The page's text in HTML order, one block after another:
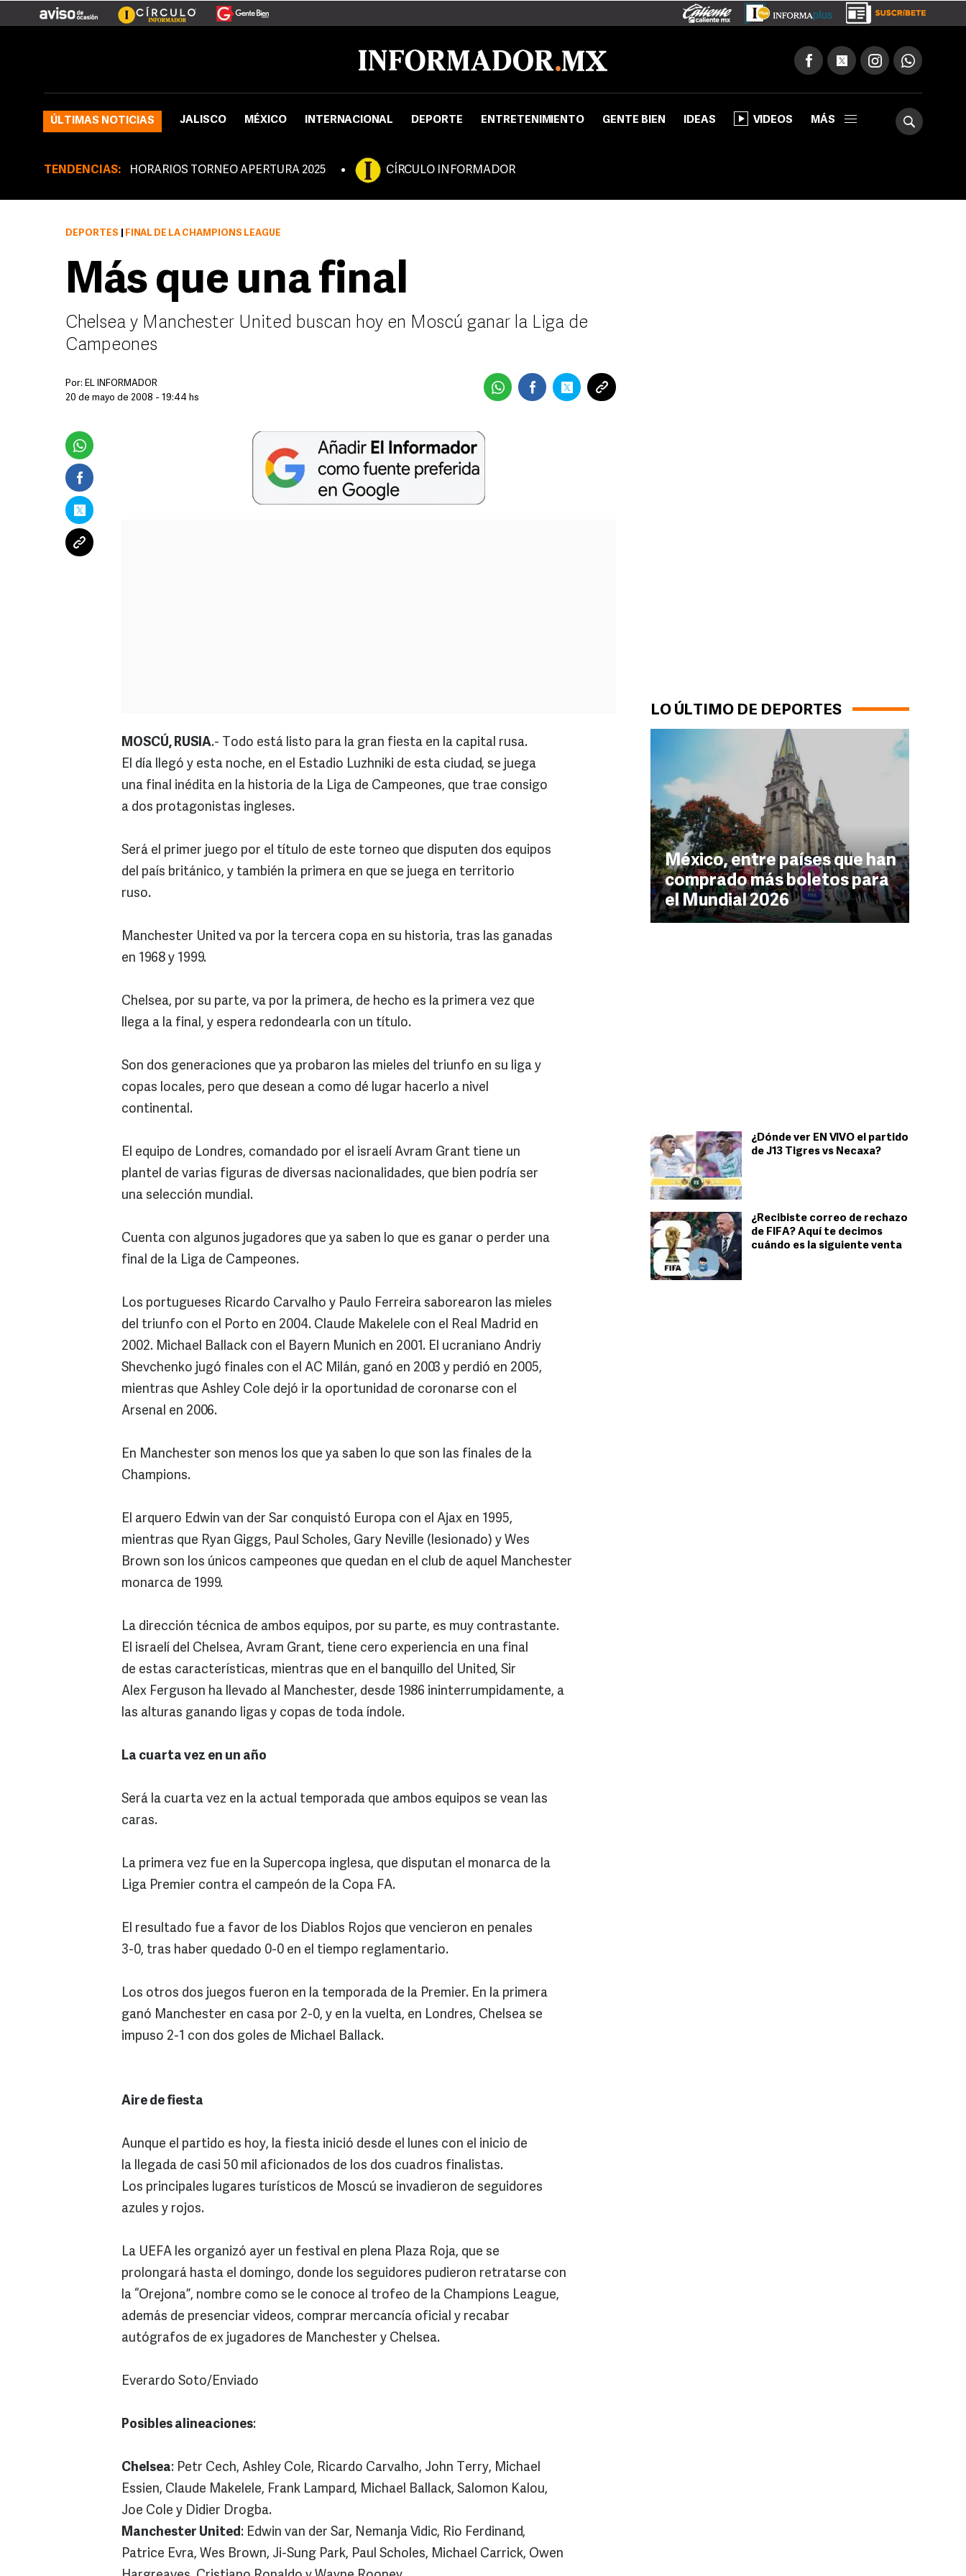
ÚLTIMAS NOTICIAS JALISCO MÉXICO INTERNACIONAL DEPORTE ENTRETENIMIENTO GENTE BIEN IDEAS VIDEOS MÁS
TENDENCIAS: HORARIOS TORNEO APERTURA 2025 CÍRCULO INFORMADOR
LO ÚLTIMO DE DEPORTES
México, entre países que han
comprado más boletos para
el Mundial 2026
¿Dónde ver EN VIVO el partido
de J13 Tigres vs Necaxa?
¿Recibiste correo de rechazo
de FIFA? Aquí te decimos
cuándo es la siguiente venta
DEPORTES FINAL DE LA CHAMPIONS LEAGUE
Más que una final
Chelsea y Manchester United buscan hoy en Moscú ganar la Liga de
Campeones
Por: EL INFORMADOR
20 de mayo de 2008 - 19:44 hs
MOSCÚ, RUSIA.- Todo está listo para la gran fiesta en la capital rusa.
El día llegó y esta noche, en el Estadio Luzhniki de esta ciudad, se juega
una final inédita en la historia de la Liga de Campeones, que trae consigo
a dos protagonistas ingleses.
Será el primer juego por el título de este torneo que disputen dos equipos
del país británico, y también la primera en que se juega en territorio
ruso.
Manchester United va por la tercera copa en su historia, tras las ganadas
en 1968 y 1999.
Chelsea, por su parte, va por la primera, de hecho es la primera vez que
llega a la final, y espera redondearla con un título.
Son dos generaciones que ya probaron las mieles del triunfo en su liga y
copas locales, pero que desean a como dé lugar hacerlo a nivel
continental.
El equipo de Londres, comandado por el israelí Avram Grant tiene un
plantel de varias figuras de diversas nacionalidades, que bien podría ser
una selección mundial.
Cuenta con algunos jugadores que ya saben lo que es ganar o perder una
final de la Liga de Campeones.
Los portugueses Ricardo Carvalho y Paulo Ferreira saborearon las mieles
del triunfo con el Porto en 2004. Claude Makelele con el Real Madrid en
2002. Michael Ballack con el Bayern Munich en 2001. El ucraniano Andriy
Shevchenko jugó finales con el AC Milán, ganó en 2003 y perdió en 2005,
mientras que Ashley Cole dejó ir la oportunidad de coronarse con el
Arsenal en 2006.
En Manchester son menos los que ya saben lo que son las finales de la
Champions.
El arquero Edwin van der Sar conquistó Europa con el Ajax en 1995,
mientras que Ryan Giggs, Paul Scholes, Gary Neville (lesionado) y Wes
Brown son los únicos campeones que quedan en el club de aquel Manchester
monarca de 1999.
La dirección técnica de ambos equipos, por su parte, es muy contrastante.
El israelí del Chelsea, Avram Grant, tiene cero experiencia en una final
de estas características, mientras que en el banquillo del United, Sir
Alex Ferguson ha llevado al Manchester, desde 1986 ininterrumpidamente, a
las alturas ganando ligas y copas de toda índole.
La cuarta vez en un año
Será la cuarta vez en la actual temporada que ambos equipos se vean las
caras.
La primera vez fue en la Supercopa inglesa, que disputan el monarca de la
Liga Premier contra el campeón de la Copa FA.
El resultado fue a favor de los Diablos Rojos que vencieron en penales
3-0, tras haber quedado 0-0 en el tiempo reglamentario.
Los otros dos juegos fueron en la temporada de la Premier. En la primera
ganó Manchester en casa por 2-0, y en la vuelta, en Londres, Chelsea se
impuso 2-1 con dos goles de Michael Ballack.
Aire de fiesta
Aunque el partido es hoy, la fiesta inició desde el lunes con el inicio de
la llegada de casi 50 mil aficionados de los dos cuadros finalistas.
Los principales lugares turísticos de Moscú se invadieron de seguidores
azules y rojos.
La UEFA les organizó ayer un festival en plena Plaza Roja, que se
prolongará hasta el domingo, donde los seguidores pudieron retratarse con
la “Orejona”, nombre como se le conoce al trofeo de la Champions League,
además de presenciar videos, comprar mercancía oficial y recabar
autógrafos de ex jugadores de Manchester y Chelsea.
Everardo Soto/Enviado
Posibles alineaciones:
Chelsea: Petr Cech, Ashley Cole, Ricardo Carvalho, John Terry, Michael
Essien, Claude Makelele, Frank Lampard, Michael Ballack, Salomon Kalou,
Joe Cole y Didier Drogba.
Manchester United: Edwin van der Sar, Nemanja Vidic, Rio Ferdinand,
Patrice Evra, Wes Brown, Ji-Sung Park, Paul Scholes, Michael Carrick, Owen